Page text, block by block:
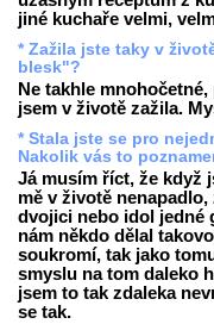
jiné kuchaře velmi,
* Zažila jste taky v
blesk"?
Ne takhle
jsem v životě zažila.
* Stala jste se pro
Nakolik vás to
Já musím říct, že když
mě v životě
dvojici nebo idol jedné
nám někdo dělal
soukromí, tak jako
smyslu na tom daleko
jsem to tak zdaleka
se tak.